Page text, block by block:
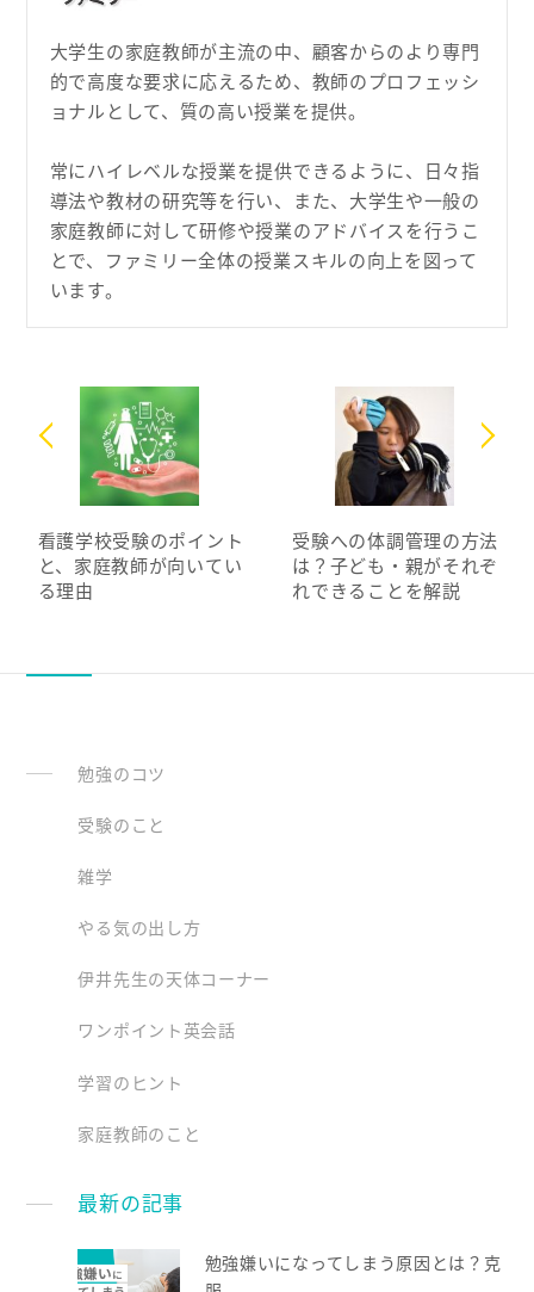
大学生の家庭教師が主流の中、顧客からのより専門
的で高度な要求に応えるため、教師のプロフェッシ
ョナルとして、質の高い授業を提供。
常にハイレベルな授業を提供できるように、日々指
導法や教材の研究等を行い、また、大学生や一般の
家庭教師に対して研修や授業のアドバイスを行うこ
とで、ファミリー全体の授業スキルの向上を図って
います。
看護学校受験のポイント
と、家庭教師が向いてい
る理由
受験への体調管理の方法
は？子ども・親がそれぞ
れできることを解説
勉強のコツ
受験のこと
雑学
やる気の出し方
伊井先生の天体コーナー
ワンポイント英会話
学習のヒント
家庭教師のこと
最新の記事
勉強嫌いになってしまう原因とは？克